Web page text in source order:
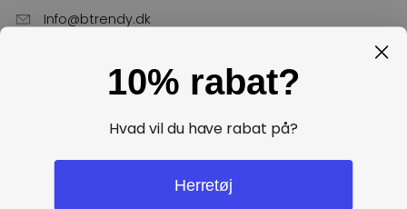
Info@btrendy.dk
Hverdage fra kl. 10 - 16
10% rabat?
Hvad vil du have rabat på?
Herretøj